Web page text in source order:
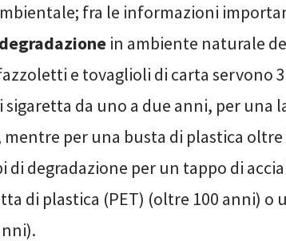
fra le informazioni
in ambiente naturale
e tovaglioli di carta servono
sigaretta da uno a due anni, per una
mentre per una busta di plastica
di degradazione per un tappo di
di plastica (PET) (oltre 100 anni) o